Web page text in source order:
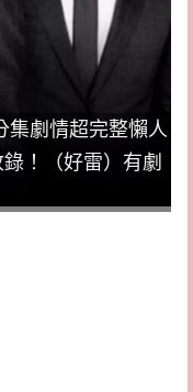
集劇情超完整懶人
！（好雷）有劇